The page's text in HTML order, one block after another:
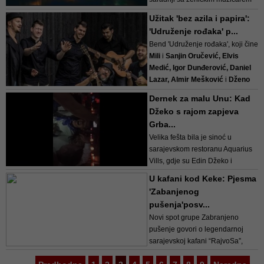
gimnazije u Zenici i produkcijom
RuvexMusic, poklanja svim
Bosancima i Hercegovcima
pjesmu i videospot ...
Užitak 'bez azila i papira':
'Udruženje rođaka' p...
Bend 'Udruženje rođaka', koji čine
Mili i Sanjin Oručević, Elvis
Medić, Igor Dunđerović, Daniel
Lazar, Almir Mešković i Dženo
uskoro će svoj novi a...
Dernek za malu Unu: Kad
Džeko s rajom zapjeva
Grba...
Velika fešta bila je sinoć u
sarajevskom restoranu Aquarius
Vills, gdje su Edin Džeko i
slavili prvi rođendan kćerkice
Une.
Zabavi je prisustvovalo više od
200 zvanica, a među njima su bili
Zmaje...
U kafani kod Keke: Pjesma
'Zabanjenog
pušenja'posv...
Novi spot grupe Zabranjeno
pušenje govori o legendarnoj
sarajevskoj kafani “RajvoSa”,